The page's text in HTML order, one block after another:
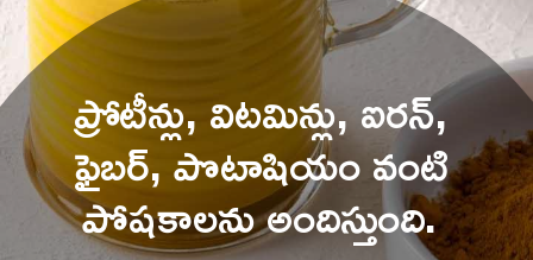
ప్రోటీన్లు, విటమిన్లు, ఐరన్,
ఫైబర్, పొటాషియం వంటి
పోషకాలను అందిస్తుంది.